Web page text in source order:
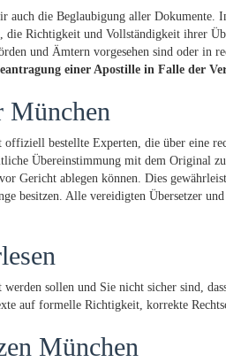
auch die Beglaubigung aller Dokumente.
Richtigkeit und Vollständigkeit ihrer
und Ämtern vorgesehen sind oder in
einer Apostille in Falle der
München
offiziell bestellte Experten, die über eine
Übereinstimmung mit dem Original
Gericht ablegen können. Dies
besitzen. Alle vereidigten Übersetzer
sollen und Sie nicht sicher sind,
auf formelle Richtigkeit, korrekte
München